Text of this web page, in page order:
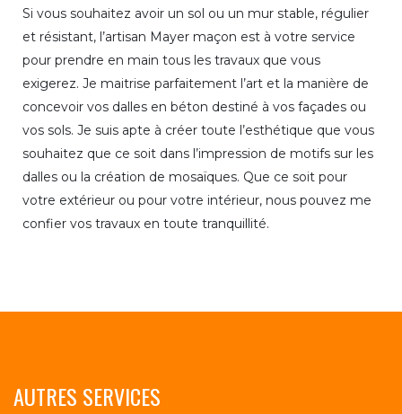
Si vous souhaitez avoir un sol ou un mur stable, régulier
et résistant, l’artisan Mayer maçon est à votre service
pour prendre en main tous les travaux que vous
exigerez. Je maitrise parfaitement l’art et la manière de
concevoir vos dalles en béton destiné à vos façades ou
vos sols. Je suis apte à créer toute l’esthétique que vous
souhaitez que ce soit dans l’impression de motifs sur les
dalles ou la création de mosaïques. Que ce soit pour
votre extérieur ou pour votre intérieur, nous pouvez me
confier vos travaux en toute tranquillité.
AUTRES SERVICES